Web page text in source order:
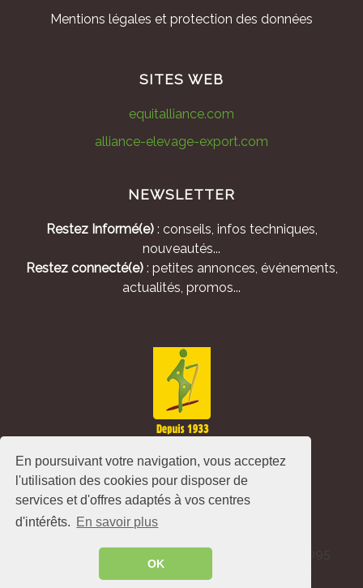
En poursuivant votre navigation, vous acceptez
l'utilisation des cookies pour disposer de
services et d'offres adaptés à vos centres
d'intérêts. En savoir plus
OK
Mentions légales et protection des données
SITES WEB
equitalliance.com
alliance-elevage-export.com
NEWSLETTER
Restez Informé(e): conseils, infos techniques,
nouveautés...
Restez connecté(e): petites annonces, événements,
actualités, promos...
Alliance Pastorale - Avenue de l'Europe - CS 80095
-86502 Montmorillon Cedex - France ©